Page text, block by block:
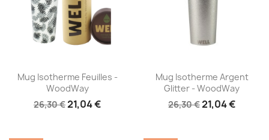
Aperçu rapide
Mug Isotherme Feuilles -
WoodWay
26,30 €21,04 €
 Aperçu rapide
Mug Isotherme Argent
Glitter - WoodWay
26,30 €21,04 €